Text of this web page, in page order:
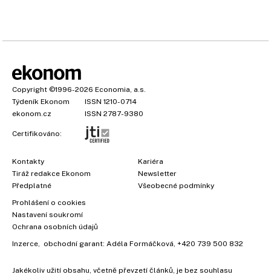
Copyright ©1996-2026 Economia, a.s.
Týdeník Ekonom
ISSN 1210-0714
ekonom.cz
ISSN 2787-9380
Certifikováno:
Kontakty
Tiráž redakce Ekonom
Předplatné
Kariéra
Newsletter
Všeobecné podmínky
Prohlášení o cookies
Nastavení soukromí
Ochrana osobních údajů
Inzerce , obchodní garant: Adéla Formáčková +420 739 500 832
Jakékoliv užití obsahu, včetně převzetí článků, je bez souhlasu